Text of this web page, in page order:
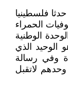
فلسطينيا
الحمراء
الوطنية
الوحيد الذي
وفي رسالة
لاتقبل